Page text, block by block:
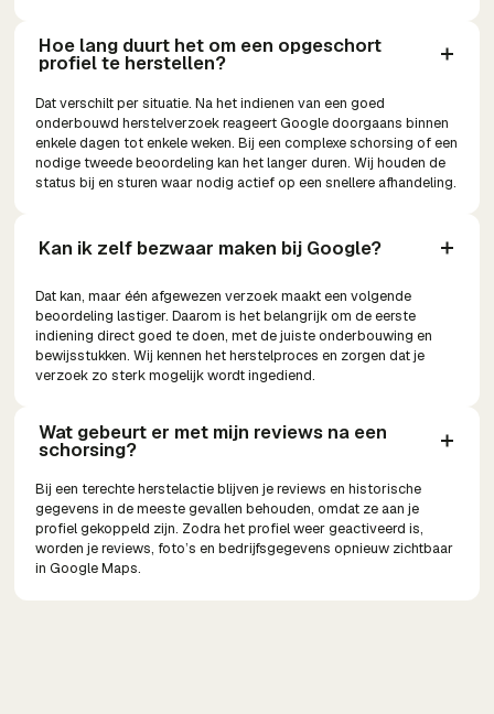
Hoe lang duurt het om een opgeschort
profiel te herstellen?
Dat verschilt per situatie. Na het indienen van een goed
onderbouwd herstelverzoek reageert Google doorgaans binnen
enkele dagen tot enkele weken. Bij een complexe schorsing of een
nodige tweede beoordeling kan het langer duren. Wij houden de
status bij en sturen waar nodig actief op een snellere afhandeling.
Kan ik zelf bezwaar maken bij Google?
Dat kan, maar één afgewezen verzoek maakt een volgende
beoordeling lastiger. Daarom is het belangrijk om de eerste
indiening direct goed te doen, met de juiste onderbouwing en
bewijsstukken. Wij kennen het herstelproces en zorgen dat je
verzoek zo sterk mogelijk wordt ingediend.
Wat gebeurt er met mijn reviews na een
schorsing?
Bij een terechte herstelactie blijven je reviews en historische
gegevens in de meeste gevallen behouden, omdat ze aan je
profiel gekoppeld zijn. Zodra het profiel weer geactiveerd is,
worden je reviews, foto’s en bedrijfsgegevens opnieuw zichtbaar
in Google Maps.